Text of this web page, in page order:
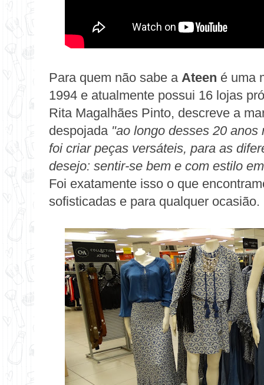
Para quem não sabe a Ateen é uma
1994 e atualmente possui 16 lojas
Rita Magalhães Pinto, descreve a
despojada "ao longo desses 20
foi criar peças versáteis, para as
desejo: sentir-se bem e com estilo
Foi exatamente isso o que
sofisticadas e para qualquer ocasião.